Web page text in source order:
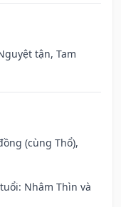
tận, Tam
(cùng Thổ),
Nhâm Thìn và